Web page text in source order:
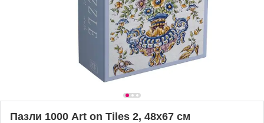
Пазли 1000 Art on Tiles 2, 48х67 см